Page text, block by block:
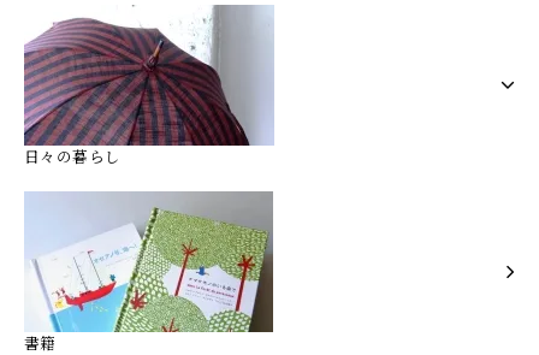
日々の暮らし
書籍